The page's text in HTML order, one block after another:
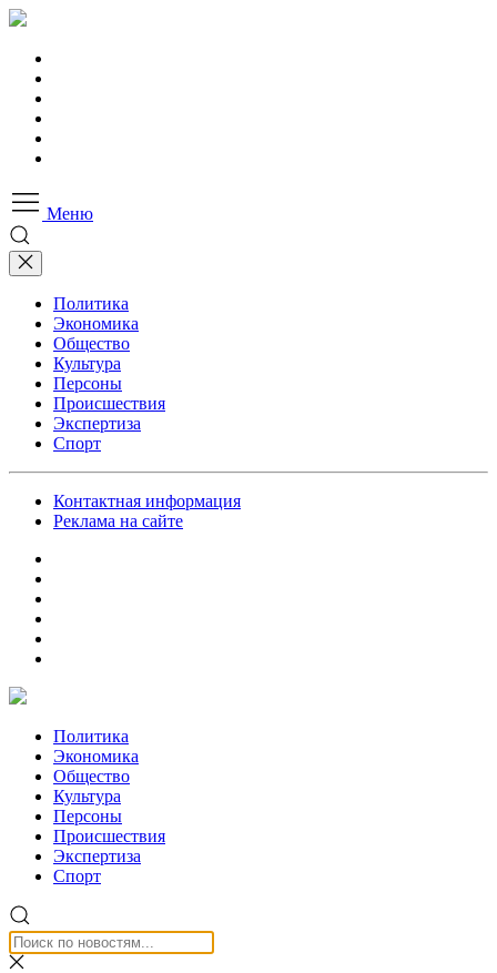
Меню
Политика
Экономика
Общество
Культура
Персоны
Происшествия
Экспертиза
Спорт
Контактная информация
Реклама на сайте
Политика
Экономика
Общество
Культура
Персоны
Происшествия
Экспертиза
Спорт